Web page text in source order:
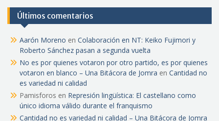
Últimos comentarios
Aarón Moreno en Colaboración en NT: Keiko Fujimori y
Roberto Sánchez pasan a segunda vuelta
No es por quienes votaron por otro partido, es por quienes
votaron en blanco – Una Bitácora de Jomra en Cantidad no
es variedad ni calidad
Pamisforos en Represión lingüística: El castellano como
único idioma válido durante el franquismo
Cantidad no es variedad ni calidad – Una Bitácora de Jomra